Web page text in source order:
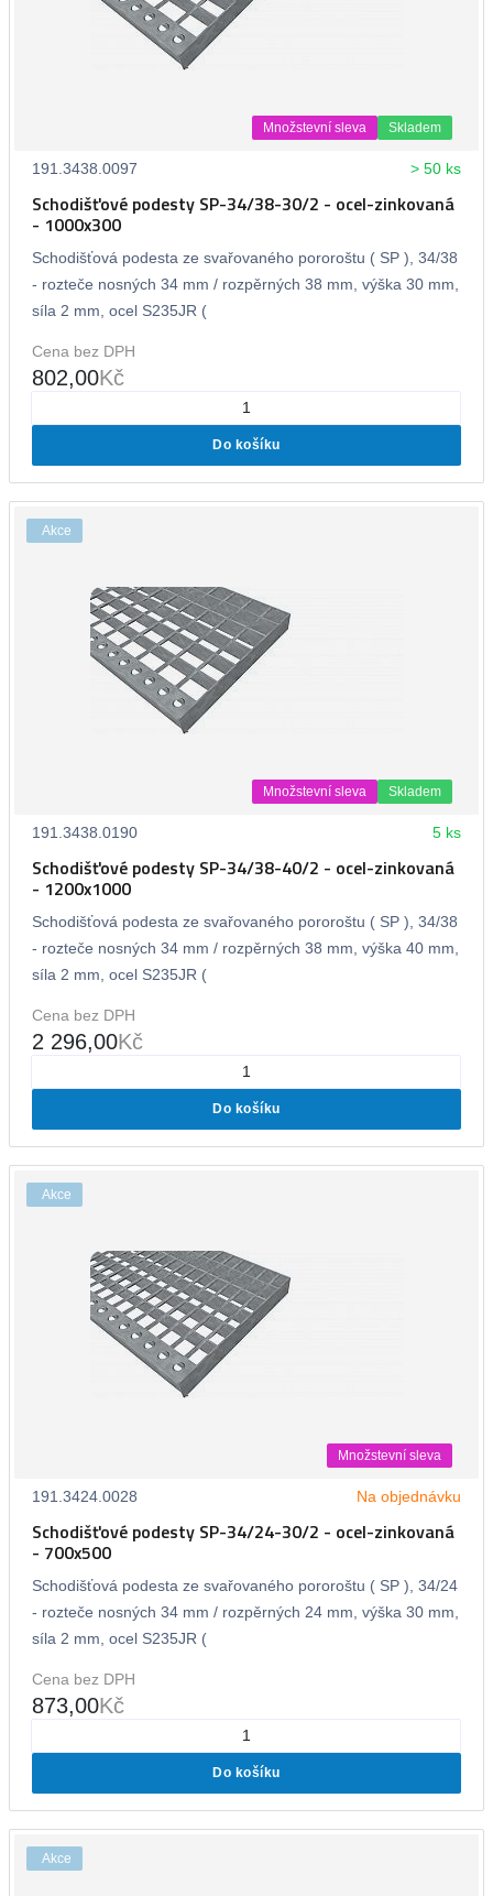
Množstevní sleva Skladem
191.3438.0097 > 50 ks
Schodišťové podesty SP-34/38-30/2 - ocel-zinkovaná
- 1000x300
Schodišťová podesta ze svařovaného pororoštu ( SP ), 34/38
- rozteče nosných 34 mm / rozpěrných 38 mm, výška 30 mm,
síla 2 mm, ocel S235JR (
Cena bez DPH
802,00Kč
Do košíku
Akce
Množstevní sleva Skladem
191.3438.0190 5 ks
Schodišťové podesty SP-34/38-40/2 - ocel-zinkovaná
- 1200x1000
Schodišťová podesta ze svařovaného pororoštu ( SP ), 34/38
- rozteče nosných 34 mm / rozpěrných 38 mm, výška 40 mm,
síla 2 mm, ocel S235JR (
Cena bez DPH
2 296,00Kč
Do košíku
Akce
Množstevní sleva
191.3424.0028 Na objednávku
Schodišťové podesty SP-34/24-30/2 - ocel-zinkovaná
- 700x500
Schodišťová podesta ze svařovaného pororoštu ( SP ), 34/24
- rozteče nosných 34 mm / rozpěrných 24 mm, výška 30 mm,
síla 2 mm, ocel S235JR (
Cena bez DPH
873,00Kč
Do košíku
Akce